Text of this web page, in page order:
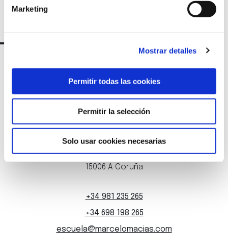
Marketing
Mostrar detalles
Permitir todas las cookies
Permitir la selección
Solo usar cookies necesarias
Marqués de Amboage 12, 1º
15006 A Coruña
+34 981 235 265
+34 698 198 265
escuela@marcelomacias.com